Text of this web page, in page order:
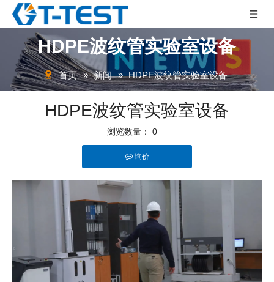
HDPE波纹管实验室设备
首页 » 新闻 » HDPE波纹管实验室设备
HDPE波纹管实验室设备
浏览数量： 0
询价
["facebook","twitter","line","wechat","linkedin","pinterest","whatsapp"]